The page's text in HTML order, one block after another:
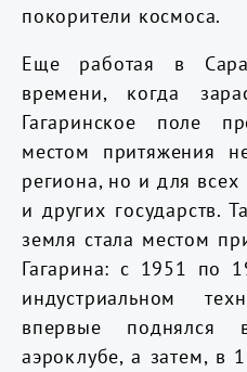
покорители космоса.
Еще работая в
времени, когда
Гагаринское поле
местом притяжения
региона, но и для
и других государств.
земля стала местом
Гагарина: с 1951 по
индустриальном
впервые
аэроклубе, а затем, в